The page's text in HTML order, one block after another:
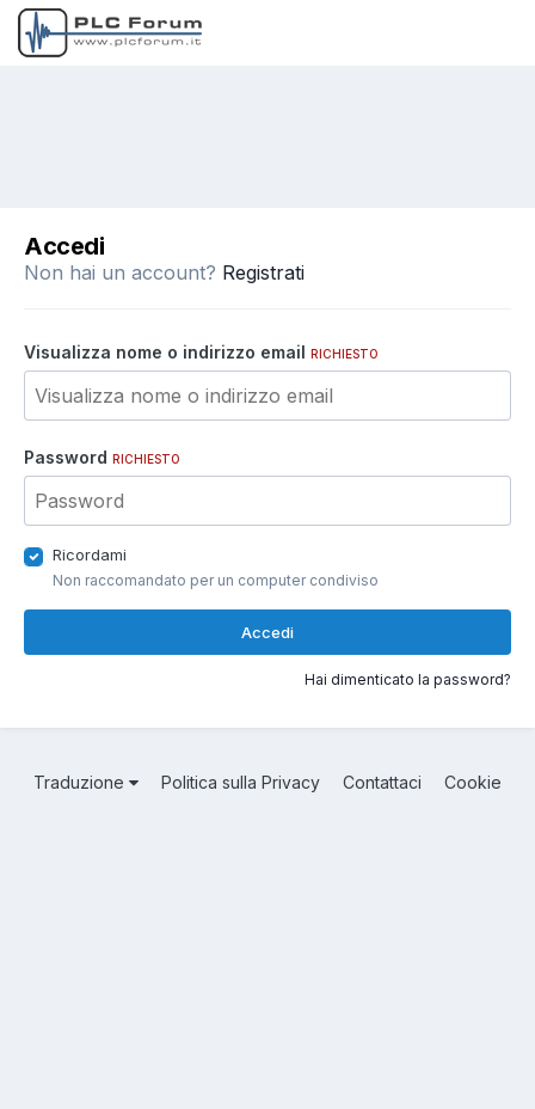
Accedi
Non hai un account? Registrati
Visualizza nome o indirizzo email RICHIESTO
Password RICHIESTO
Ricordami
Non raccomandato per un computer condiviso
Accedi
Hai dimenticato la password?
Traduzione Politica sulla Privacy Contattaci Cookie